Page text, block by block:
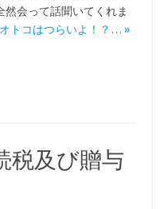
会って話聞いてくれま
トコはつらいよ！？… »
税及び贈与